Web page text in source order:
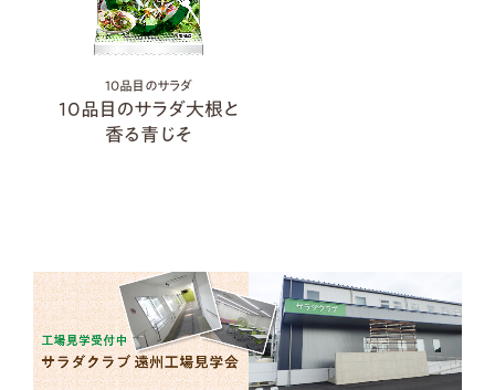
10品目のサラダ
10品目のサラダ大根と
香る青じそ